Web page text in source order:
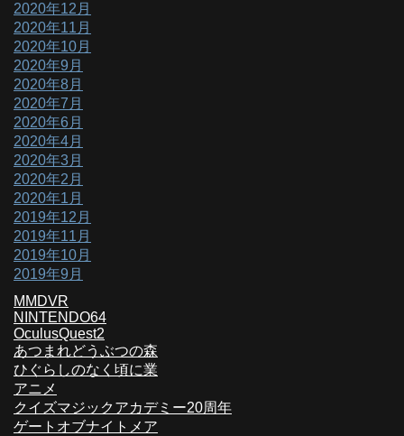
2020年12月
2020年11月
2020年10月
2020年9月
2020年8月
2020年7月
2020年6月
2020年4月
2020年3月
2020年2月
2020年1月
2019年12月
2019年11月
2019年10月
2019年9月
MMDVR
NINTENDO64
OculusQuest2
あつまれどうぶつの森
ひぐらしのなく頃に業
アニメ
クイズマジックアカデミー20周年
ゲートオブナイトメア